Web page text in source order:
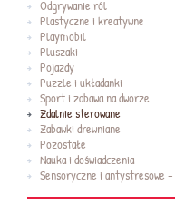
Odgrywanie ról
Plastyczne i kreatywne
Playmobil
Pluszaki
Pojazdy
Puzzle i układanki
Sport i zabawa na dworze
Zdalnie sterowane
Zabawki drewniane
Pozostałe
Nauka i doświadczenia
Sensoryczne i antystresowe